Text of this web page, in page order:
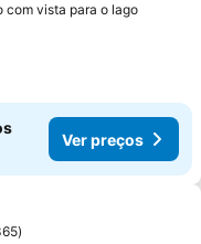
com vista para o lagoVer
Ver preços
aos favoritos